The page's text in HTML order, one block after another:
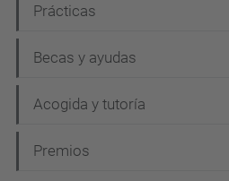
Prácticas
Becas y ayudas
Acogida y tutoría
Premios